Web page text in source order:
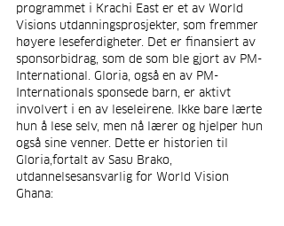
programmet i Krachi East er et av World
Visions utdanningsprosjekter, som fremmer
høyere leseferdigheter. Det er finansiert av
sponsorbidrag, som de som ble gjort av PM-
International. Gloria, også en av PM-
Internationals sponsede barn, er aktivt
involvert i en av leseleirene. Ikke bare lærte
hun å lese selv, men nå lærer og hjelper hun
også sine venner. Dette er historien til
Gloria,fortalt av Sasu Brako,
utdannelsesansvarlig for World Vision
Ghana: